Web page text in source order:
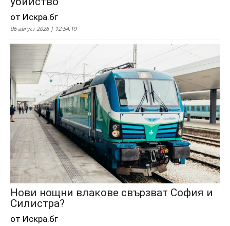
от Искра.бг
06 август 2026 | 12:54:19
Нови нощни влакове свързват София и
Силистра?
от Искра.бг